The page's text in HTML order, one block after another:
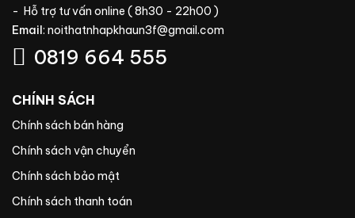
- Hỗ trợ tư vấn online ( 8h30 - 22h00 )
Email: noithatnhapkhaun3f@gmail.com
0819 664 555
CHÍNH SÁCH
Chính sách bán hàng
Chính sách vận chuyển
Chính sách bảo mật
Chính sách thanh toán